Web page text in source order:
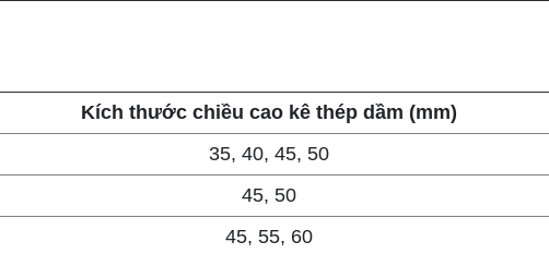
Kích thước chiều cao kê thép dầm (mm)
35, 40, 45, 50
45, 50
45, 55, 60